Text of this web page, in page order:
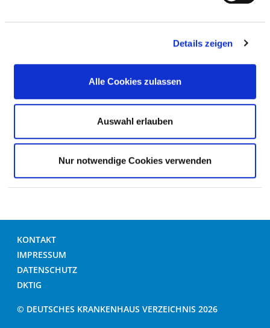
Details zeigen
Alle Cookies zulassen
Auswahl erlauben
Nur notwendige Cookies verwenden
ORG. RAHMENBEDINGUNGEN
© DEUTSCHES KRANKENHAUS VERZEICHNIS 2026
KONTAKT
IMPRESSUM
DATENSCHUTZ
DKTIG